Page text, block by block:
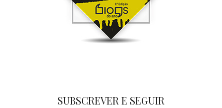
SUBSCREVER E SEGUIR